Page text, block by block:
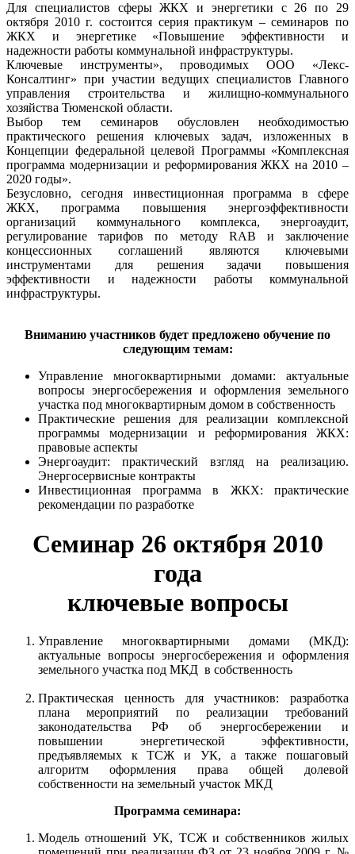
Для специалистов сферы ЖКХ и энергетики с 26 по 29
октября 2010 г. состоится серия практикум – семинаров по
ЖКХ и энергетике «Повышение эффективности и
надежности работы коммунальной инфраструктуры.
Ключевые инструменты», проводимых ООО «Лекс-
Консалтинг» при участии ведущих специалистов Главного
управления строительства и жилищно-коммунального
хозяйства Тюменской области.
Выбор тем семинаров обусловлен необходимостью
практического решения ключевых задач, изложенных в
Концепции федеральной целевой Программы «Комплексная
программа модернизации и реформирования ЖКХ на 2010 –
2020 годы».
Безусловно, сегодня инвестиционная программа в сфере
ЖКХ, программа повышения энергоэффективности
организаций коммунального комплекса, энергоаудит,
регулирование тарифов по методу RAB и заключение
концессионных соглашений являются ключевыми
инструментами для решения задачи повышения
эффективности и надежности работы коммунальной
инфраструктуры.
Вниманию участников будет предложено обучение по
следующим темам:
Управление многоквартирными домами: актуальные
вопросы энергосбережения и оформления земельного
участка под многоквартирным домом в собственность
Практические решения для реализации комплексной
программы модернизации и реформирования ЖКХ:
правовые аспекты
Энергоаудит: практический взгляд на реализацию.
Энергосервисные контракты
Инвестиционная программа в ЖКХ: практические
рекомендации по разработке
Семинар 26 октября 2010
года
ключевые вопросы
Управление многоквартирными домами (МКД):
актуальные вопросы энергосбережения и оформления
земельного участка под МКД в собственность
Практическая ценность для участников: разработка
плана мероприятий по реализации требований
законодательства РФ об энергосбережении и
повышении энергетической эффективности,
предъявляемых к ТСЖ и УК, а также пошаговый
алгоритм оформления права общей долевой
собственности на земельный участок МКД
Программа семинара:
Модель отношений УК, ТСЖ и собственников жилых